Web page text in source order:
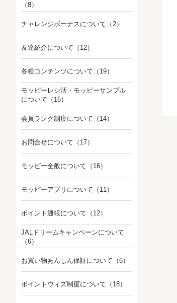
（8）
チャレンジボーナスについて （2）
友達紹介について （12）
各種コンテンツについて （19）
モッピーレシ活・モッピーサンプル
について （16）
会員ランク制度について （14）
お問合せについて （17）
モッピー全般について （16）
モッピーアプリについて （11）
ポイント通帳について （12）
JALドリームキャンペーンについて
（6）
お買い物あんしん保証について （6）
ポイントウィズ制度について （18）